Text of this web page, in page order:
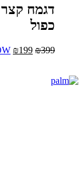
דגמח קצר
כפול
₪399
המחיר
₪199